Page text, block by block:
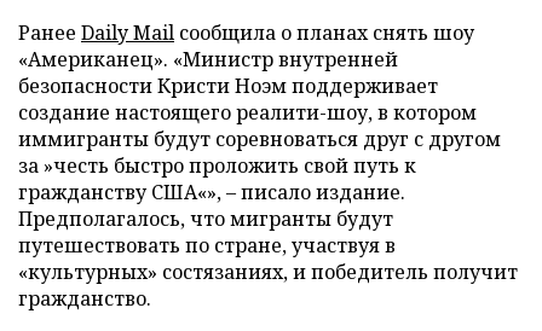
Ранее Daily Mail сообщила о планах снять шоу
«Американец». «Министр внутренней
безопасности Кристи Ноэм поддерживает
создание настоящего реалити-шоу, в котором
иммигранты будут соревноваться друг с другом
за »честь быстро проложить свой путь к
гражданству США«», – писало издание.
Предполагалось, что мигранты будут
путешествовать по стране, участвуя в
«культурных» состязаниях, и победитель получит
гражданство.